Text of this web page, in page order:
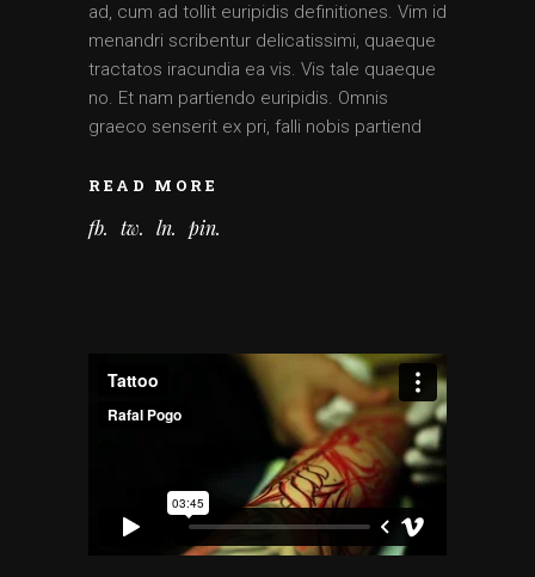
ad, cum ad tollit euripidis definitiones. Vim id
menandri scribentur delicatissimi, quaeque
tractatos iracundia ea vis. Vis tale quaeque
no. Et nam partiendo euripidis. Omnis
graeco senserit ex pri, falli nobis partiend
READ MORE
fb tw ln pin